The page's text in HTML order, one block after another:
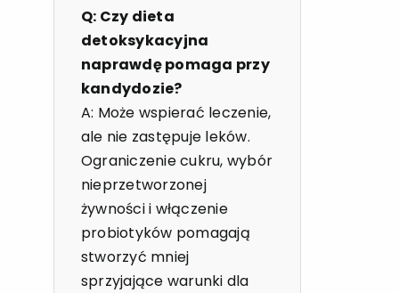
Q: Czy dieta
detoksykacyjna
naprawdę pomaga przy
kandydozie?
A: Może wspierać leczenie,
ale nie zastępuje leków.
Ograniczenie cukru, wybór
nieprzetworzonej
żywności i włączenie
probiotyków pomagają
stworzyć mniej
sprzyjające warunki dla